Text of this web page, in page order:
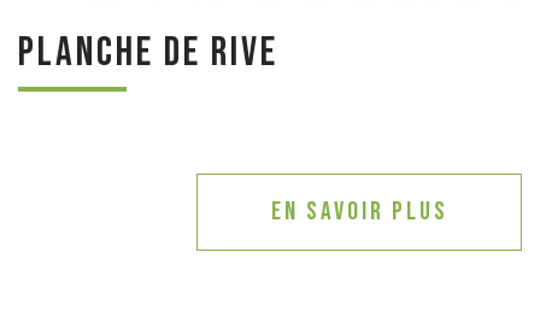
Planche de rive
En savoir plus